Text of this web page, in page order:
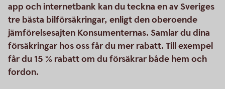
app och internetbank kan du teckna en av Sveriges
tre bästa bilförsäkringar, enligt den oberoende
jämförelsesajten Konsumenternas. Samlar du dina
försäkringar hos oss får du mer rabatt. Till exempel
får du 15 % rabatt om du försäkrar både hem och
fordon.